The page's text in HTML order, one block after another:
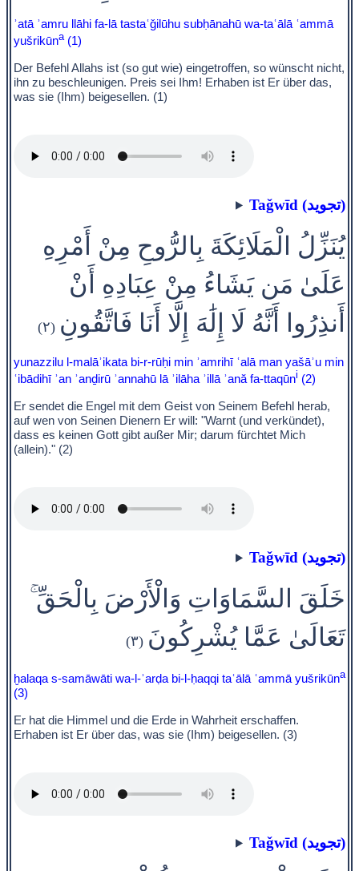
ʾatā ʾamru llāhi fa-lā tastaʿǧilūhu subḥānahū wa-taʿālā ʿammā
yušrikūna(1)
Der Befehl Allahs ist (so gut wie) eingetroffen, so wünscht nicht,
ihn zu beschleunigen. Preis sei Ihm! Erhaben ist Er über das,
was sie (Ihm) beigesellen. (1)
Taǧwīd (تجويد)
يُنَزِّلُ الْمَلَائِكَةَ بِالرُّوحِ مِنْ أَمْرِهِ
عَلَىٰ مَن يَشَاءُ مِنْ عِبَادِهِ أَنْ
أَنذِرُوا أَنَّهُ لَا إِلَٰهَ إِلَّا أَنَا فَاتَّقُونِ (٢)
yunazzilu l-malāʾikata bi-r-rūḥi min ʾamrihī ʿalā man yašāʾu min
ʿibādihī ʾan ʾanḏirū ʾannahū lā ʾilāha ʾillā ʾană fa-ttaqūni (2)
Er sendet die Engel mit dem Geist von Seinem Befehl herab,
auf wen von Seinen Dienern Er will: "Warnt (und verkündet),
dass es keinen Gott gibt außer Mir; darum fürchtet Mich
(allein)." (2)
Taǧwīd (تجويد)
خَلَقَ السَّمَاوَاتِ وَالْأَرْضَ بِالْحَقِّ ۚ
تَعَالَىٰ عَمَّا يُشْرِكُونَ (٣)
ḫalaqa s-samāwāti wa-l-ʾarḍa bi-l-ḥaqqi taʿālā ʿammā yušrikūna
(3)
Er hat die Himmel und die Erde in Wahrheit erschaffen.
Erhaben ist Er über das, was sie (Ihm) beigesellen. (3)
Taǧwīd (تجويد)